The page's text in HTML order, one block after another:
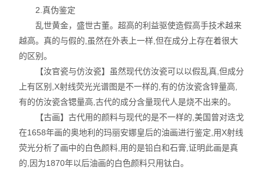
2.真伪鉴定
乱世黄金，盛世古董。超高的利益驱使造假高手技术越来
越高。真的与假的,虽然在外表上一样,但在成分上存在着很大
的区别。
【汝官瓷与仿汝瓷】虽然现代仿汝瓷可以以假乱真,但成分
上有区别,X射线荧光光谱图是不一样的,有的仿汝瓷含锌量高,
有的仿汝瓷含锶量高,古代的成分含量现代人是烧不出来的。
【古画】古代用的颜料与现代的是不一样的,美国曾对迭戈
在1658年画的奥地利的玛丽安娜皇后的油画进行鉴定,用X射线
荧光分析了画中的白色颜料,用的是铅白和石膏,证明此画是真
的,因为1870年以后油画的白色颜料只用钛白。